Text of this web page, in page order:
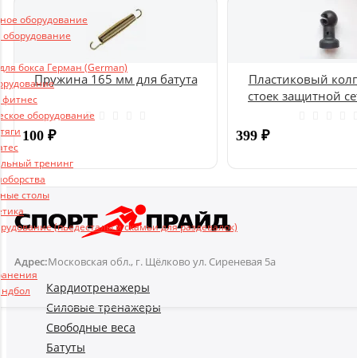
оборудование
бокса Герман (German)
фитнес
оборудование
тренинг
столы
(пьедесталы и скамьи для раздевалок)
Пружина 165 мм для батута
100 ₽
Пластиковый
стоек защитной
399 ₽
Адрес:Московская обл., г. Щёлково ул. Сиреневая 5а
Кардиотренажеры
Силовые тренажеры
Свободные веса
Батуты